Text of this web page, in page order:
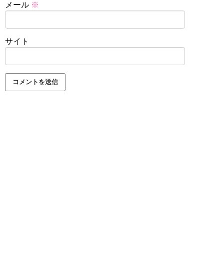
メール ※
サイト